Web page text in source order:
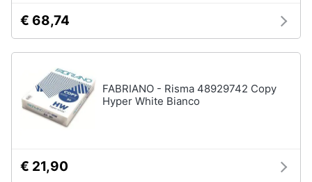
€ 68,74
FABRIANO - Risma 48929742 Copy
Hyper White Bianco
€ 21,90